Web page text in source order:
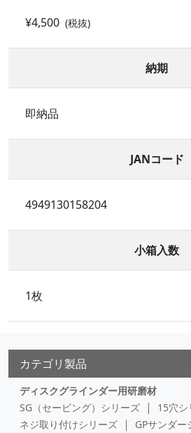
¥4,500 (税抜)
納期
即納品
JANコード
4949130158204
小箱入数
1枚
カテゴリ製品
ディスクグラインダー用研磨材
SG（セービング）シリーズ
15穴
ネジ取り付けシリーズ
GPサンダー